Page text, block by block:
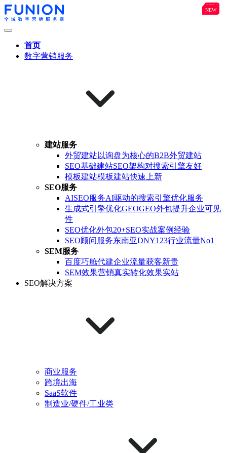
首页
数字营销服务
建站服务
外贸建站
B2B
以询盘为核心的B2B外贸建站
SEO基础建站SEO架构对搜索引擎友好
模板建站模板建站快速上新
SEO服务
AISEO服务AI驱动的搜索引擎优化服务
生成式引擎优化GEO
NEW
GEO外包提升企业可见
性
SEO优化外包20+SEO实战案例经验
SEO顾问服务东南亚DNY123行业流量No1
SEM服务
百度巧舱代建企业流量获客新贵
SEM效果营销真实转化效果实站
SEO解决方案
商业服务
跨境出海
SaaS软件
制造业/硬件/工业类
NEW
NEW